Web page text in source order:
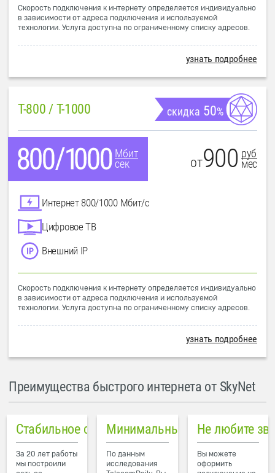
Скорость подключения к интернету определяется индивидуально
в зависимости от адреса подключения и используемой
технологии. Услуга доступна по ограниченному списку адресов.
узнать подробнее
T-800 / T-1000 скидка 50%
Мбит
сек
от900 руб
мес
Интернет 800/1000 Мбит/с
Цифровое ТВ
Внешний IP
Скорость подключения к интернету определяется индивидуально
в зависимости от адреса подключения и используемой
технологии. Услуга доступна по ограниченному списку адресов.
узнать подробнее
Преимущества быстрого интернета от SkyNet
Стабильное соединение
За 20 лет работы
мы построили
Минимальный пинг в городе
По данным
исследования
Не любите
Вы можете
оформить